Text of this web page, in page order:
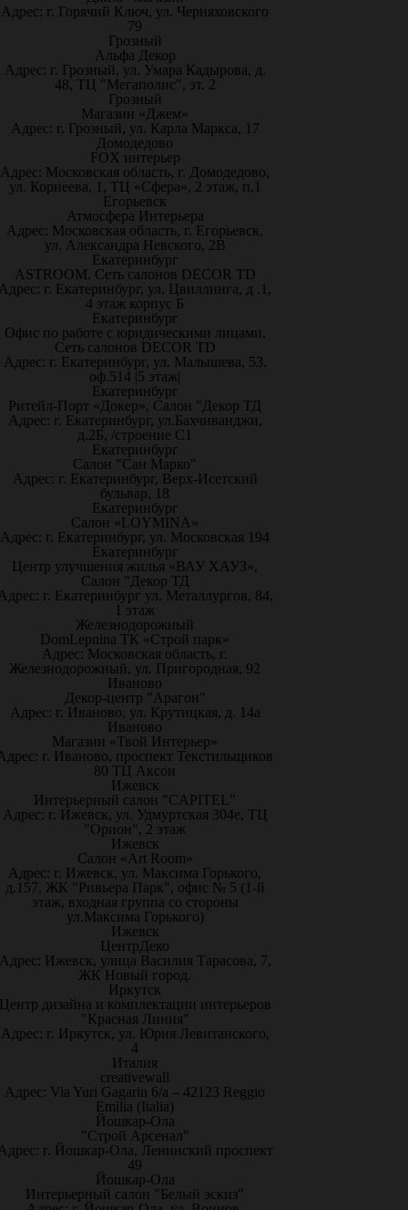
Адрес: г. Горячий Ключ, ул. Черняховского
79
Грозный
Альфа Декор
Адрес: г. Грозный, ул. Умара Кадырова, д.
48, ТЦ "Мегаполис", эт. 2
Грозный
Магазин «Джем»
Адрес: г. Грозный, ул. Карла Маркса, 17
Домодедово
FOX интерьер
Адрес: Московская область, г. Домодедово,
ул. Корнеева, 1, ТЦ «Сфера», 2 этаж, п.1
Егорьевск
Атмосфера Интерьера
Адрес: Московская область, г. Егорьевск,
ул. Александра Невского, 2В
Екатеринбург
ASTROOM. Сеть салонов DECOR TD
г. Екатеринбург, ул. Цвиллинга, д .1,
4 этаж корпус Б
Екатеринбург
Офис по работе с юридическими лицами.
Сеть салонов DECOR TD
Адрес: г. Екатеринбург, ул. Малышева, 53,
оф.514 |5 этаж|
Екатеринбург
Ритейл-Порт «Докер», Салон "Декор ТД
Адрес: г. Екатеринбург, ул.Бахчиванджи,
д.2Б, /строение С1
Екатеринбург
Салон "Сан Марко"
Адрес: г. Екатеринбург, Верх-Исетский
бульвар, 18
Екатеринбург
Салон «LOYMINA»
Адрес: г. Екатеринбург, ул. Московская 194
Екатеринбург
Центр улучшения жилья «ВАУ ХАУЗ»,
Салон "Декор ТД
г. Екатеринбург ул. Металлургов, 84,
1 этаж
Железнодорожный
DomLepnina ТК «Строй парк»
Адрес: Московская область, г.
Железнодорожный, ул. Пригородная, 92
Иваново
Декор-центр "Арагон"
Адрес: г. Иваново, ул. Крутицкая, д. 14а
Иваново
Магазин «Твой Интерьер»
г. Иваново, проспект Текстильщиков
80 ТЦ Аксон
Ижевск
Интерьерный салон "CAPITEL"
Адрес: г. Ижевск, ул. Удмуртская 304е, ТЦ
"Орион", 2 этаж
Ижевск
Салон «Art Room»
Адрес: г. Ижевск, ул. Максима Горького,
д.157, ЖК "Ривьера Парк", офис № 5 (1-й
этаж, входная группа со стороны
ул.Максима Горького)
Ижевск
ЦентрДеко
Ижевск, улица Василия Тарасова, 7,
ЖК Новый город.
Иркутск
дизайна и комплектации интерьеров
"Красная Линия"
Адрес: г. Иркутск, ул. Юрия Левитанского,
4
Италия
creativewall
Адрес: Via Yuri Gagarin 6/a – 42123 Reggio
Emilia (Italia)
Йошкар-Ола
"Строй Арсенал"
г. Йошкар-Ола, Ленинский проспект
49
Йошкар-Ола
Интерьерный салон "Белый эскиз"